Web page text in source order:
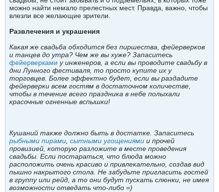
можно найти немало прелестных мест. Правда, важно, чтобы
влезли все желающие зрители.
Развлечения и украшения
Какая же свадьба обходится без пиршества, фейерверков
и танцев до утра? Чем же вы хуже? Запаситесь
фейерверками у инженеров, а если вы проводите свадьбу в
дни Лунного фестиваля, то просто купите их у
торговцев. Более эффектно будет, если вы раздадите
фейерверки всем гостям в достаточном количестве,
чтобы в течение всего праздника в небе полыхали
красочные огненные вспышки!
Кушаний также должно быть в достатке. Запаситесь
рыбными пирами сытными угощениями и прочей
провизией, которую разложите в месте проведения
свадьбы. Если постараться, что блюда можно
расположить очень красиво и привлекательно, создав вид
пышно накрытого стола. Не забудьте пригласить гостей
в группу или рейд, а то они будут пускать слюнки, не имея
возможности отведать что-либо =)